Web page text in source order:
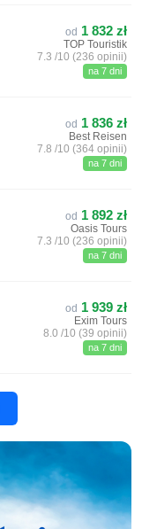
od 1 832 zł
TOP Touristik
7.3 /10 (236 opinii)
na 7 dni
od 1 836 zł
Best Reisen
7.8 /10 (364 opinii)
na 7 dni
od 1 892 zł
Oasis Tours
7.3 /10 (236 opinii)
na 7 dni
od 1 939 zł
Exim Tours
8.0 /10 (39 opinii)
na 7 dni